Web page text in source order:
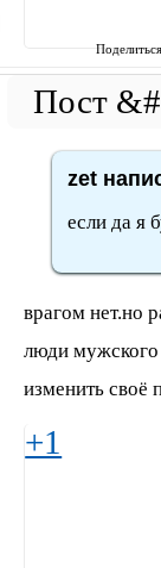
zet
если да я
врагом нет.но
люди мужского
изменить своё
+1